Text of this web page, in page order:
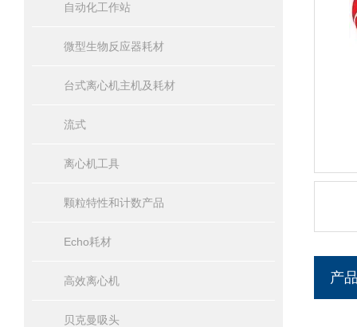
自动化工作站
微型生物反应器耗材
台式离心机主机及耗材
流式
离心机工具
颗粒特性和计数产品
Echo耗材
高效离心机
贝克曼吸头
产